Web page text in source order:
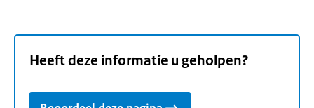
Heeft deze informatie u geholpen?